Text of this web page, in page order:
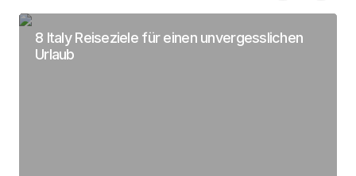
Deine Email Adresse
8 Italy Reiseziele für einen unvergesslichen
Urlaub